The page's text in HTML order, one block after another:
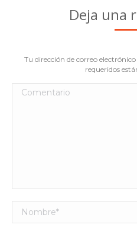
Deja una
Tu dirección de correo
requeridos
Comentario
Nombre *